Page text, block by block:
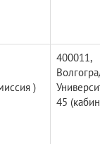
)
400011,
45